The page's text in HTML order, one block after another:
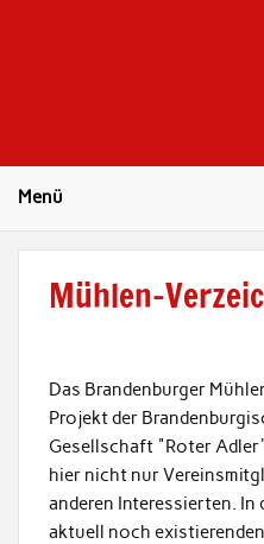
Menü
Mühlen-
Das Brandenburger
Projekt der
Gesellschaft "Roter
hier nicht nur
anderen Interessierten. In
aktuell noch